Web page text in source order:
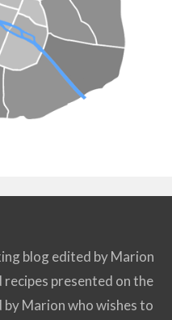
blog edited by Marion
presented on the
Marion who wishes to